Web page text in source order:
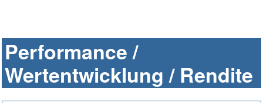
Performance /
Wertentwicklung / Rendite